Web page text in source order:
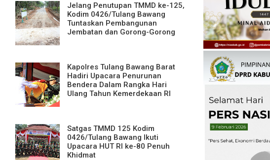
Jelang Penutupan TMMD ke-125,
Kodim 0426/Tulang Bawang
Tuntaskan Pembangunan
Jembatan dan Gorong-Gorong
Kapolres Tulang Bawang Barat
Hadiri Upacara Penurunan
Bendera Dalam Rangka Hari
Ulang Tahun Kemerdekaan RI
Satgas TMMD 125 Kodim
0426/Tulang Bawang Ikuti
Upacara HUT RI ke-80 Penuh
Khidmat